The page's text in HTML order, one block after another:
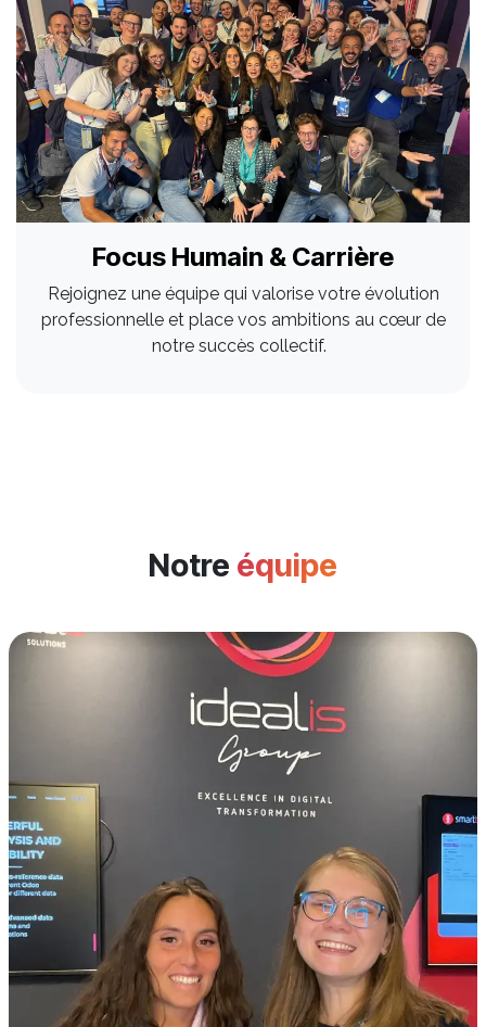
Focus Humain & Carrière
Rejoignez une équipe qui valorise votre évolution
professionnelle et place vos ambitions au cœur de
notre succès collectif.
Notre équipe